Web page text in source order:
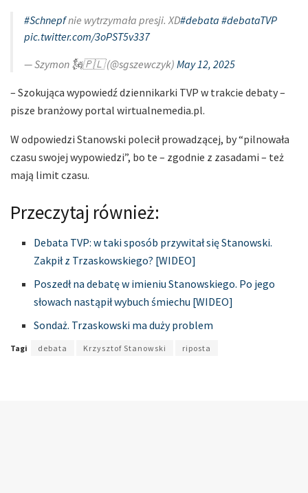
#Schnepfnie wytrzymała presji. XD#debata #debataTVP
pic.twitter.com/3oPST5v337
— Szymon 🗽🇵🇱 (@sgszewczyk) May 12, 2025
– Szokująca wypowiedź dziennikarki TVP w trakcie debaty –
pisze branżowy portal wirtualnemedia.pl.
W odpowiedzi Stanowski polecił prowadzącej, by “pilnowała
czasu swojej wypowiedzi”, bo te – zgodnie z zasadami – też
mają limit czasu.
Przeczytaj również:
Debata TVP: w taki sposób przywitał się Stanowski.
Zakpił z Trzaskowskiego? [WIDEO]
Poszedł na debatę w imieniu Stanowskiego. Po jego
słowach nastąpił wybuch śmiechu [WIDEO]
Sondaż. Trzaskowski ma duży problem
Tagi debata Krzysztof Stanowski riposta